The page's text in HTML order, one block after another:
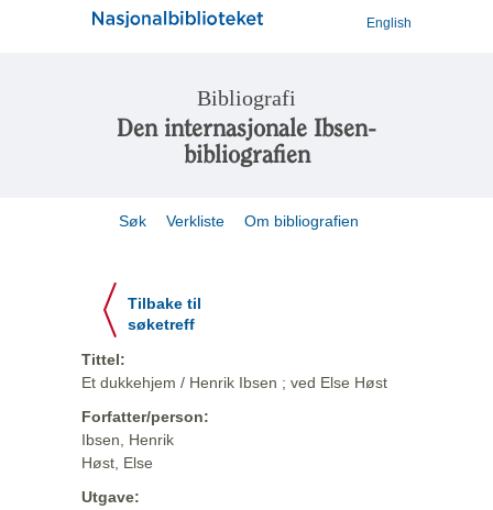
English
Bibliografi
Den internasjonale Ibsen-
bibliografien
Søk Verkliste Om bibliografien
Tilbake til
søketreff
Tittel:
Et dukkehjem / Henrik Ibsen ; ved Else Høst
Forfatter/person:
Ibsen, Henrik
Høst, Else
Utgave: